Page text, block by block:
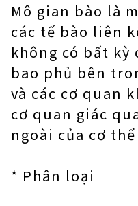
Mô gian bào là
các tế bào liên
không có bất kỳ
bao phủ bên
và các cơ quan
cơ quan giác
ngoài của cơ
* Phân loại